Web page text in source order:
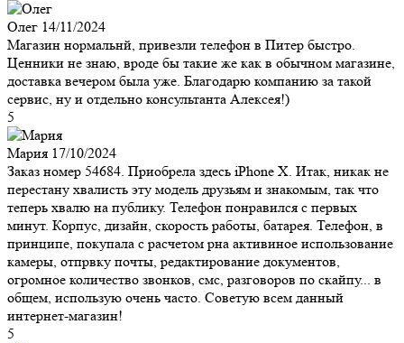
Олег 14/11/2024
Магазин нормальнй, привезли телефон в Питер быстро.
Ценники не знаю, вроде бы такие же как в обычном магазине,
доставка вечером была уже. Благодарю компанию за такой
сервис, ну и отдельно консультанта Алексея!)
5
Мария 17/10/2024
Заказ номер 54684. Приобрела здесь iPhone X. Итак, никак не
перестану хвалисть эту модель друзьям и знакомым, так что
теперь хвалю на публику. Телефон понравился с первых
минут. Корпус, дизайн, скорость работы, батарея. Телефон, в
принципе, покупала с расчетом рна активиное использование
камеры, отпрвку почты, редактирование документов,
огромное количество звонков, смс, разговоров по скайпу... в
общем, использую очень часто. Советую всем данный
интернет-магазин!
5